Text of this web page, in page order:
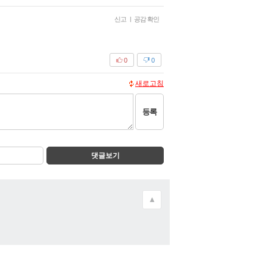
신고 | 공감 확인
0
0
새로고침
등록
댓글보기
▲